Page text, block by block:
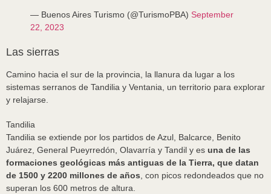
— Buenos Aires Turismo (@TurismoPBA) September
22, 2023
Las sierras
Camino hacia el sur de la provincia, la llanura da lugar a los
sistemas serranos de Tandilia y Ventania, un territorio para explorar
y relajarse.
Tandilia
Tandilia se extiende por los partidos de Azul, Balcarce, Benito
Juárez, General Pueyrredón, Olavarría y Tandil y es una de las
formaciones geológicas más antiguas de la Tierra, que datan
de 1500 y 2200 millones de años , con picos redondeados que no
superan los 600 metros de altura.